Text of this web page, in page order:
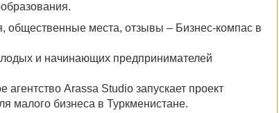
общественные места, отзывы – Бизнес-компас в
и начинающих предпринимателей
агентство Arassa Studio запускает проект
малого бизнеса в Туркменистане.